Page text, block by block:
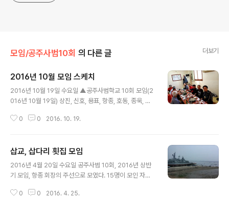
모임/공주사범10회 의 다른 글 더보기
2016년 10월 모임 스케치
2016년 10월 19일 수요일 ▲공주사범학교 10회 모임(2
016년 10월 19일) 상진, 신호, 용표, 항종, 호동, 종욱, 인
참석한 공주사범학교 10회 모임이 유항종 회장 주선으로
0 0 2016. 10. 19.
삽교, 삽다리 횟집 모임
2016년 4월 20일 수요일 공주사범 10회, 2016년 상반
기 모임, 항종 회장의 주선으로 모였다. 15명이 모인 자리
의 쾌척도 있었으며 항종의 특별 선물(잼)도 받았다. 태재
0 0 2016. 4. 25.